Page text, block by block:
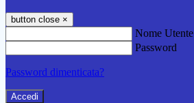
button close ×
Nome Utente
Password
Password dimenticata?